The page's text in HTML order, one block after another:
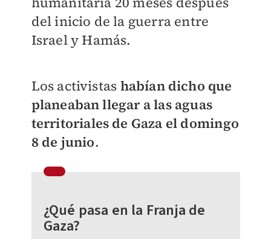
del inicio de la guerra entre
Israel y Hamás.
Los activistas habían dicho que
planeaban llegar a las aguas
territoriales de Gaza el domingo
8 de junio.
¿Qué pasa en la Franja de
Gaza?